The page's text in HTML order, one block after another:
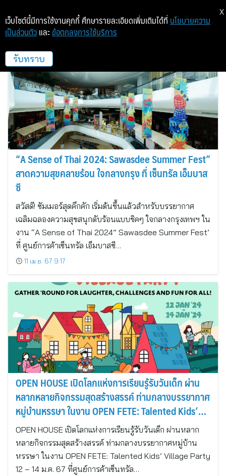
ศูนย์การค้าเซ็นทรัล เอ็มบาสซี
“A Sense of Thai 2024: Sawasdee Summer Fest”
สาดความสุขคลายร้อน ใจกลางกรุง ที่ เซ็นทรัล เอ็มบาส
ซี
สวัสดี! ซัมเมอร์สุดคึกคัก เริ่มต้นขึ้นแล้วสำหรับบรรยากาศ
เฉลิมฉลองความสุขสนุกดับร้อนแบบชิคๆ ใจกลางกรุงเทพฯ ใน
งาน “A Sense of Thai 2024” Sawasdee Summer Fest’
ที่ ศูนย์การค้าเซ็นทรัล เอ็มบาสซี…
11 เม.ย. 67 9:17
OPEN HOUSE เปิดโลกแห่งการเรียนรู้รับวันเด็ก ผ่าน
หลากหลายกิจกรรมสุดสร้างสรรค์ ท่ามกลางบรรยากาศ
หมู่บ้านหรรษา ในงาน OPEN FETE: Talented Kids’
Village Party
OPEN HOUSE เปิดโลกแห่งการเรียนรู้รับวันเด็ก ผ่านหลาก
หลายกิจกรรมสุดสร้างสรรค์ ท่ามกลางบรรยากาศหมู่บ้าน
หรรษา ในงาน OPEN FETE: Talented Kids’ Village Party
12 – 14 ม.ค. 67 ที่ศูนย์การค้าเซ็นทรัล…
เว็บไซต์นี้มีการใช้งานคุกกี้ ศึกษารายละเอียดเพิ่มเติมได้ที่ นโยบายความ
เป็นส่วนตัว และ ข้อตกลงการใช้บริการ
รับทราบ
X